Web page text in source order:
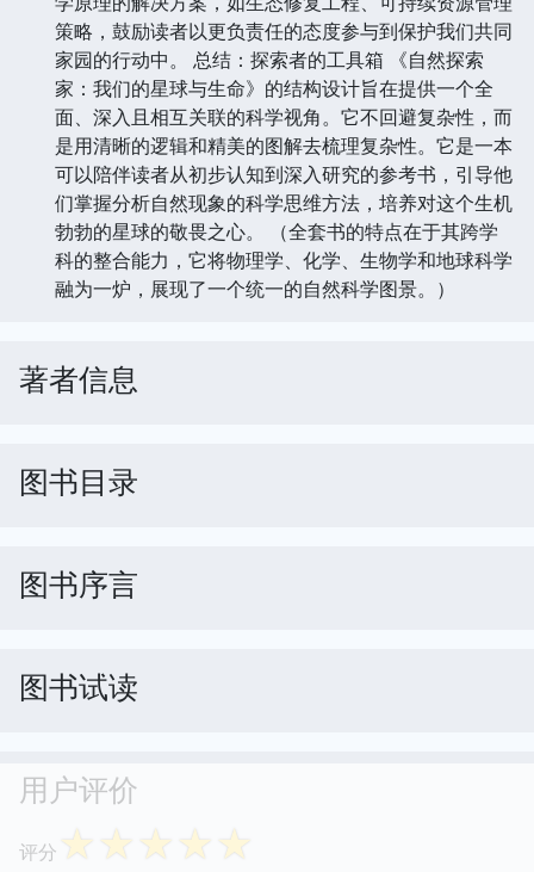
策略，鼓励读者以更负责任的态度参与到保护我们共同
家园的行动中。 总结：探索者的工具箱 《自然探索
家：我们的星球与生命》的结构设计旨在提供一个全
面、深入且相互关联的科学视角。它不回避复杂性，而
是用清晰的逻辑和精美的图解去梳理复杂性。它是一本
可以陪伴读者从初步认知到深入研究的参考书，引导他
们掌握分析自然现象的科学思维方法，培养对这个生机
勃勃的星球的敬畏之心。 （全套书的特点在于其跨学
科的整合能力，它将物理学、化学、生物学和地球科学
融为一炉，展现了一个统一的自然科学图景。）
著者信息
图书目录
图书序言
图书试读
用户评价
评分 ☆☆☆☆☆